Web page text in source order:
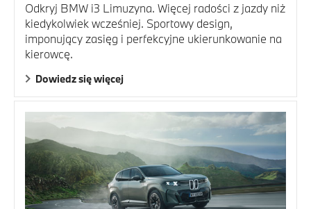
Odkryj BMW i3 Limuzyna. Więcej radości z jazdy niż
kiedykolwiek wcześniej. Sportowy design,
imponujący zasięg i perfekcyjne ukierunkowanie na
kierowcę.
Dowiedz się więcej